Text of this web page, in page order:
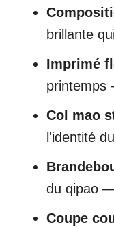
brillante
Imprimé
printemps
Col mao
l'identité
du qipao
Coupe